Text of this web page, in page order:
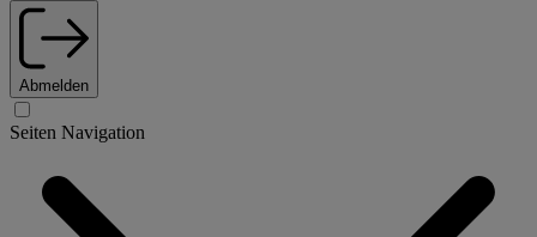
Abmelden
Seiten Navigation